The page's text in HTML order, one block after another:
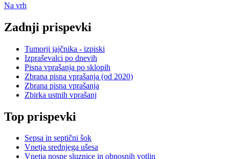
Na vrh
Zadnji prispevki
Tumorji jajčnika - izpiski
Izpraševalci po dnevih
Pisna vprašanja po sklopih
Zbrana pisna vprašanja (od 2020)
Zbrana pisna vprašanja
Zbirka ustnih vprašanj
Top prispevki
Sepsa in septični šok
Vnetja srednjega ušesa
Vnetja nosne sluznice in obnosnih votlin